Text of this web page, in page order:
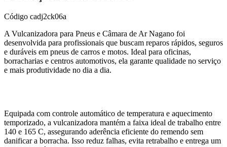
Código cadj2ck06a
A Vulcanizadora para Pneus e Câmara de Ar Nagano foi
desenvolvida para profissionais que buscam reparos rápidos, seguros
e duráveis em pneus de carros e motos. Ideal para oficinas,
borracharias e centros automotivos, ela garante qualidade no serviço
e mais produtividade no dia a dia.
Equipada com controle automático de temperatura e aquecimento
temporizado, a vulcanizadora mantém a faixa ideal de trabalho entre
140 e 165 C, assegurando aderência eficiente do remendo sem
danificar a borracha. Isso reduz falhas, evita retrabalho e entrega um